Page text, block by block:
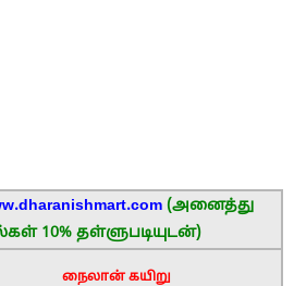
(அனைத்து
10% தள்ளுபடியுடன்)
நைலான் கயிறு